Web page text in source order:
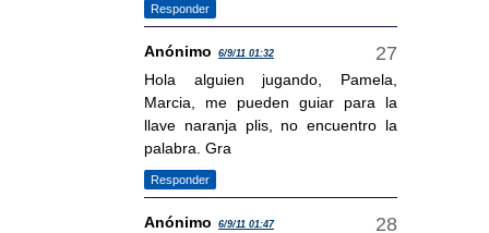
Responder
Anónimo 6/9/11 01:32
Hola alguien jugando, Pamela,
Marcia, me pueden guiar para la
llave naranja plis, no encuentro la
palabra. Gra
Responder
Anónimo 6/9/11 01:47